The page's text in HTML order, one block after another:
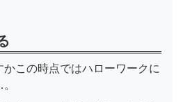
かこの時点ではハローワークに